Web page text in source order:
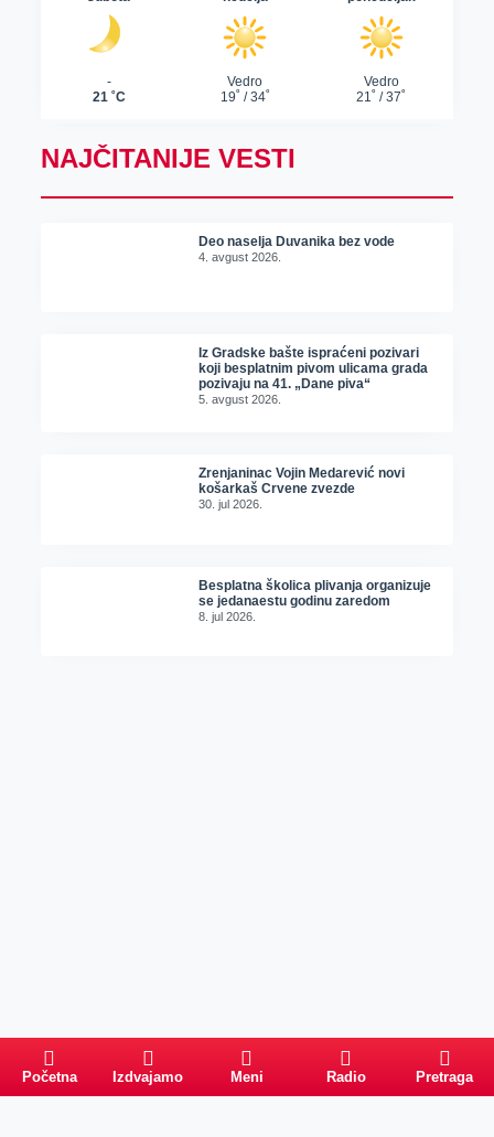
NAJČITANIJE VESTI
Deo naselja Duvanika bez vode
4. avgust 2026.
Iz Gradske bašte ispraćeni pozivari
koji besplatnim pivom ulicama grada
pozivaju na 41. „Dane piva“
5. avgust 2026.
Zrenjaninac Vojin Medarević novi
košarkaš Crvene zvezde
30. jul 2026.
Besplatna školica plivanja organizuje
se jedanaestu godinu zaredom
8. jul 2026.
Početna Izdvajamo Meni Radio Pretraga